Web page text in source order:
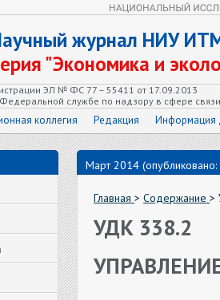
журнал НИУ
"Экономика и
ЭЛ № ФС 77 – 55411 от 17.09.2013
службе по надзору в сфере
коллегия Редакция Информация
Март 2014
Главная > Содержание >
УДК 338.2